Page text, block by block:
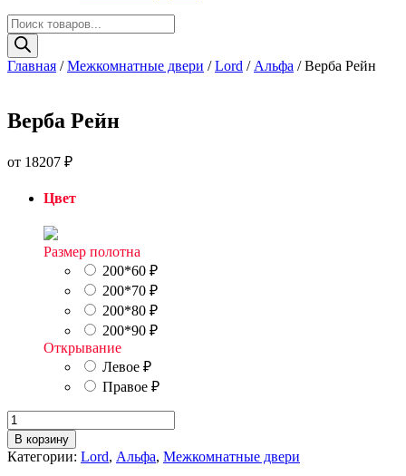
Поиск
товаров
Главная /Межкомнатные двери /Lord / Альфа / Верба Рейн
Верба Рейн
от 18207 ₽
Цвет
Размер полотна
200*60 ₽
200*70 ₽
200*80 ₽
200*90 ₽
Открывание
Левое ₽
Правое ₽
Количество
товара
Верба
Рейн
В корзину
Категории: Lord, Альфа, Межкомнатные двери